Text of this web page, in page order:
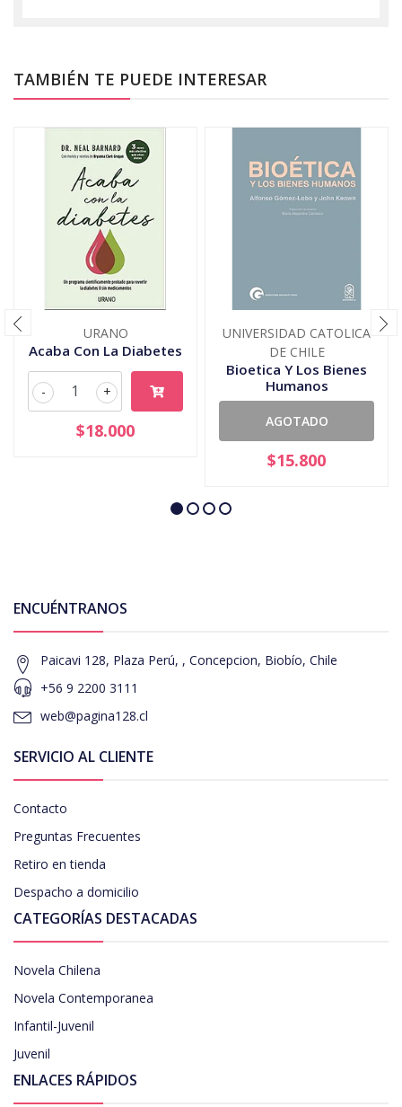
TAMBIÉN TE PUEDE INTERESAR
URANO
Acaba Con La Diabetes
+
-
$18.000
UNIVERSIDAD CATOLICA
DE CHILE
Bioetica Y Los Bienes
Humanos
AGOTADO
$15.800
ENCUÉNTRANOS
Paicavi 128, Plaza Perú, , Concepcion, Biobío, Chile
+56 9 2200 3111
web@pagina128.cl
SERVICIO AL CLIENTE
Contacto
Preguntas Frecuentes
Retiro en tienda
Despacho a domicilio
CATEGORÍAS DESTACADAS
Novela Chilena
Novela Contemporanea
Infantil-Juvenil
Juvenil
ENLACES RÁPIDOS